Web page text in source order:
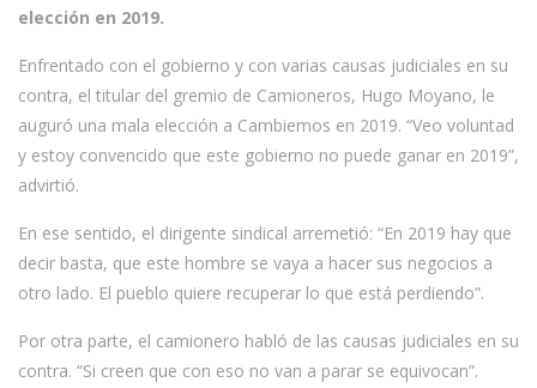
elección en 2019.
Enfrentado con el gobierno y con varias causas judiciales en su
contra, el titular del gremio de Camioneros, Hugo Moyano, le
auguró una mala elección a Cambiemos en 2019. “Veo voluntad
y estoy convencido que este gobierno no puede ganar en 2019”,
advirtió.
En ese sentido, el dirigente sindical arremetió: “En 2019 hay que
decir basta, que este hombre se vaya a hacer sus negocios a
otro lado. El pueblo quiere recuperar lo que está perdiendo”.
Por otra parte, el camionero habló de las causas judiciales en su
contra. “Si creen que con eso no van a parar se equivocan”.